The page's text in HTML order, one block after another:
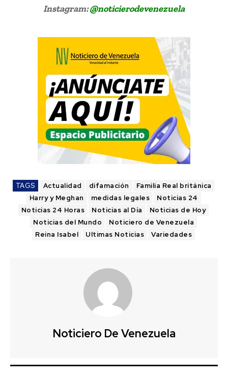
Instagram:@noticierodevenezuela
TAGS Actualidad difamación
Familia Real británica
Harry y Meghan
medidas legales
Noticias 24
Noticias 24 Horas
Noticias al Día
Noticias de Hoy
Noticias del Mundo
Noticiero de Venezuela
Reina Isabel
Ultimas Noticias Variedades
Noticiero De Venezuela